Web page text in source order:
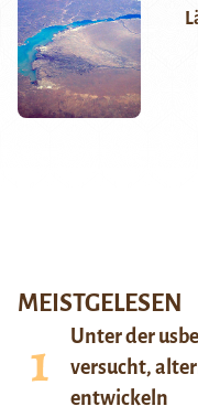
MEISTGELESEN
Unter der
versucht,
entwickeln